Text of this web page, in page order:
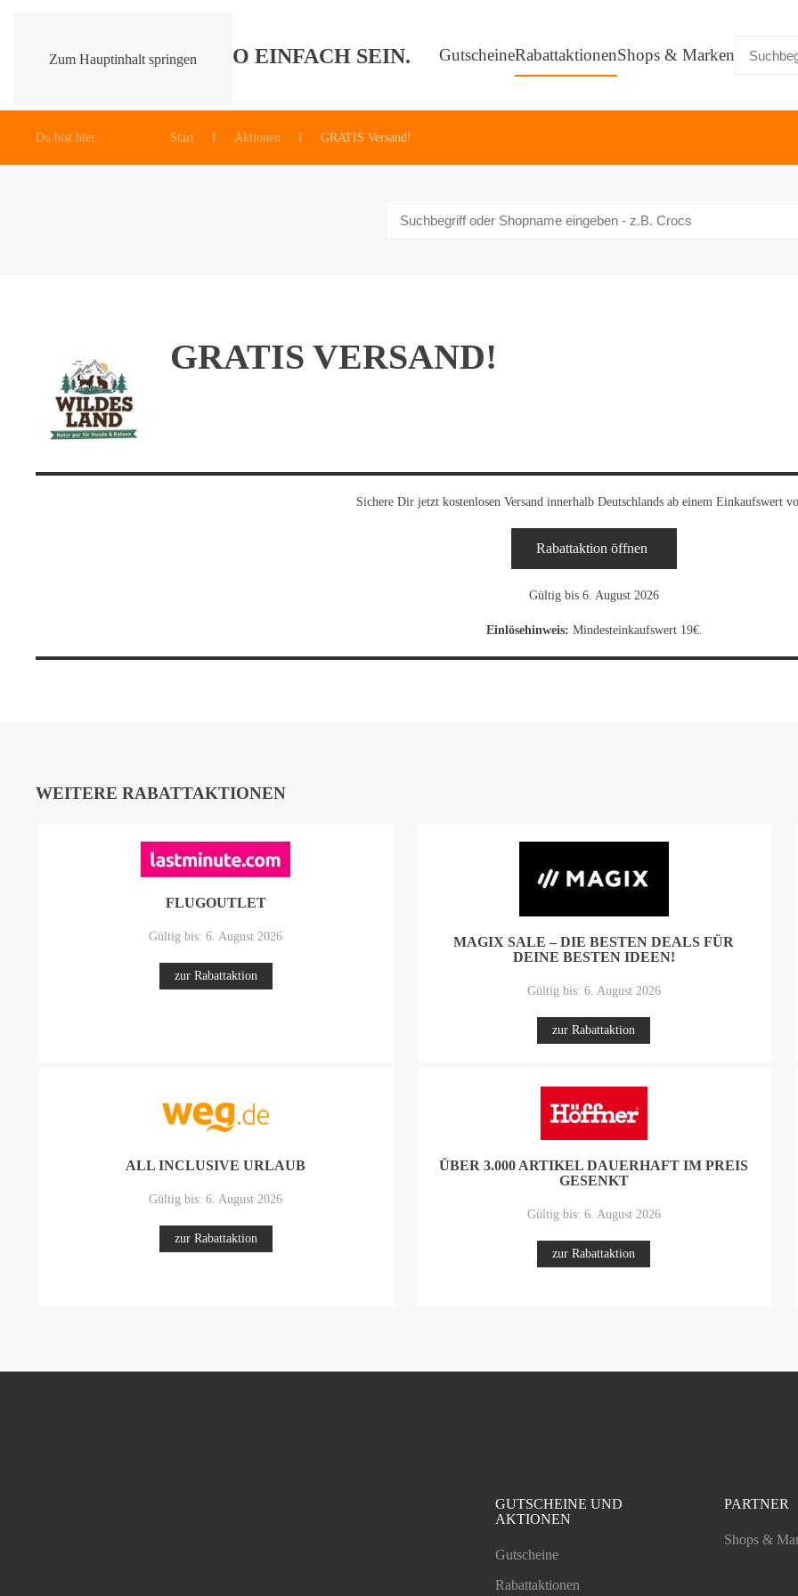
Zum Hauptinhalt springen GutscheineRabattaktionenShops & Marken
Du bist hier: Start Aktionen GRATIS Versand!
GRATIS VERSAND!
Sichere Dir jetzt kostenlosen Versand innerhalb Deutschlands ab einem Einkaufswert
Rabattaktion öffnen
Gültig bis 6. August 2026
Einlösehinweis: Mindesteinkaufswert 19€.
WEITERE RABATTAKTIONEN
FLUGOUTLET
Gültig bis: 6. August 2026
zur Rabattaktion
MAGIX SALE – DIE BESTEN DEALS FÜR
DEINE BESTEN IDEEN!
Gültig bis: 6. August 2026
zur Rabattaktion
ALL INCLUSIVE URLAUB
Gültig bis: 6. August 2026
zur Rabattaktion
ÜBER 3.000 ARTIKEL DAUERHAFT IM PREIS
GESENKT
Gültig bis: 6. August 2026
zur Rabattaktion
GUTSCHEINE UND
AKTIONEN
Gutscheine
Rabattaktionen
PARTNER
Shops &